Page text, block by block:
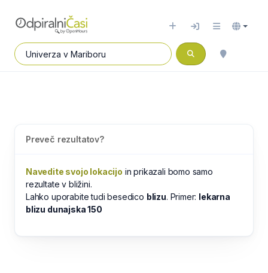
Preveč rezultatov?
Navedite svojo lokacijo in prikazali bomo samo
rezultate v bližini.
Lahko uporabite tudi besedico blizu. Primer: lekarna
blizu dunajska 150